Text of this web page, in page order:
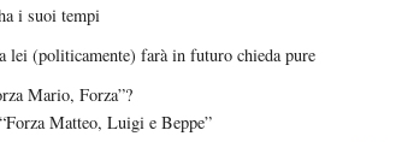
i suoi tempi
lei (politicamente) farà in futuro chieda pure
Mario, Forza”?
Matteo, Luigi e Beppe”